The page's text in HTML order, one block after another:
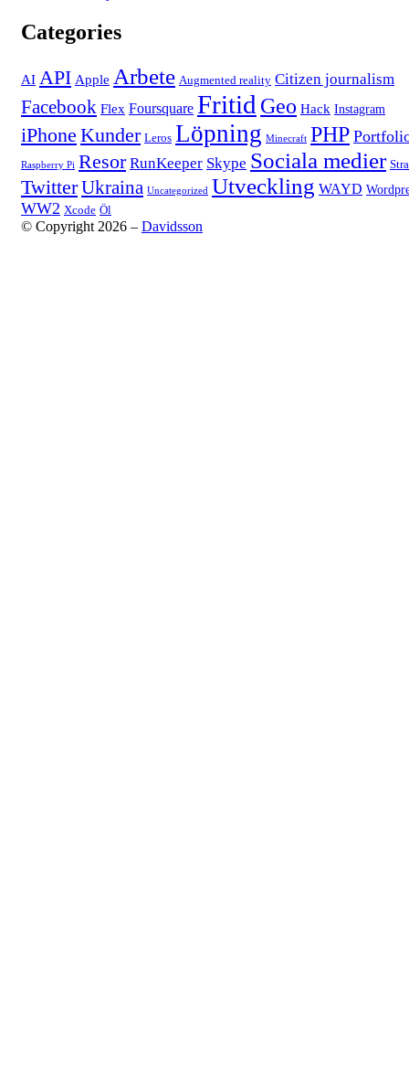
Categories
AI API Apple Arbete Augmented reality Citizen journalism
Facebook Flex Foursquare Fritid Geo Hack Instagram
iPhone Kunder Leros Löpning Minecraft PHP
Raspberry Pi Resor RunKeeper Skype Sociala medier
TwitterUkraina Uncategorized Utveckling WAYD
WW2 Xcode Öl
© Copyright 2026 – Davidsson